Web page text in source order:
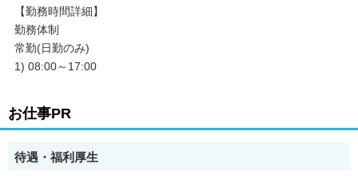
【勤務時間詳細】
勤務体制
常勤(日勤のみ)
1) 08:00～17:00
お仕事PR
待遇・福利厚生